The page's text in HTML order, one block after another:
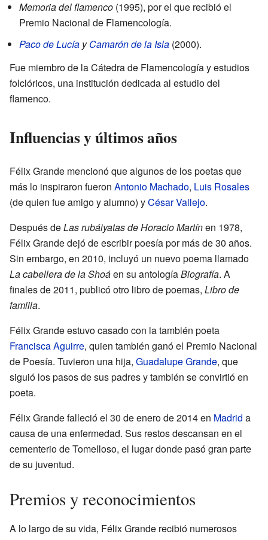
Memoria del flamenco (1995), por el que recibió el
Premio Nacional de Flamencología.
Paco de Lucía yCamarón de la Isla (2000).
Fue miembro de la Cátedra de Flamencología y estudios
folclóricos, una institución dedicada al estudio del
flamenco.
Influencias y últimos años
Félix Grande mencionó que algunos de los poetas que
más lo inspiraron fueron Antonio Machado, Luis Rosales
(de quien fue amigo y alumno) yCésar Vallejo.
Después deLas rubáiyatas de Horacio Martínen 1978,
Félix Grande dejó de escribir poesía por más de 30 años.
Sin embargo, en 2010, incluyó un nuevo poema llamado
La cabellera de la Shoáen su antologíaBiografía. A
finales de 2011, publicó otro libro de poemas, Libro de
familia.
Félix Grande estuvo casado con la también poeta
Francisca Aguirre, quien también ganó el Premio Nacional
de Poesía. Tuvieron una hija, Guadalupe Grande, que
siguió los pasos de sus padres y también se convirtió en
poeta.
Félix Grande falleció el 30 de enero de 2014 en Madrid a
causa de una enfermedad. Sus restos descansan en el
cementerio de Tomelloso, el lugar donde pasó gran parte
de su juventud.
Premios y reconocimientos
A lo largo de su vida, Félix Grande recibió numerosos